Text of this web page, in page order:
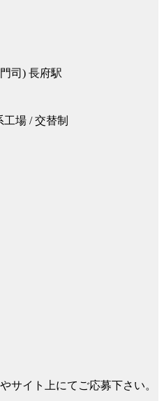
司) 長府駅
場 / 交替制
サイト上にてご応募下さい。